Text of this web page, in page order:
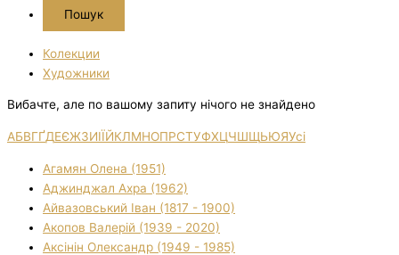
Колекции
Художники
Вибачте, але по вашому запиту нічого не знайдено
АБВГҐДЕЄЖЗИІЇЙКЛМНОПРСТУФХЦЧШЩЬЮЯУсі
Агамян Олена (1951)
Аджинджал Ахра (1962)
Айвазовський Іван (1817 - 1900)
Акопов Валерій (1939 - 2020)
Аксінін Олександр (1949 - 1985)